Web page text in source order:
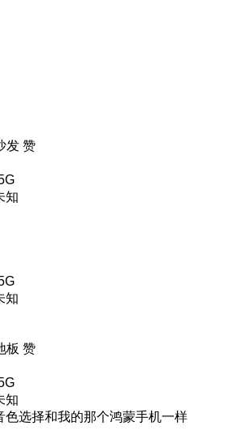
发 赞
知
知
板 赞
知
色选择和我的那个鸿蒙手机一样